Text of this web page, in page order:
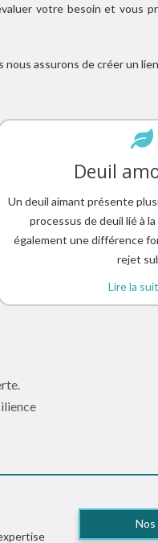
votre besoin et vous
assurons de créer un
Deuil
Un deuil aimant présente
processus de deuil lié à
également une différence
rejet
Lire la